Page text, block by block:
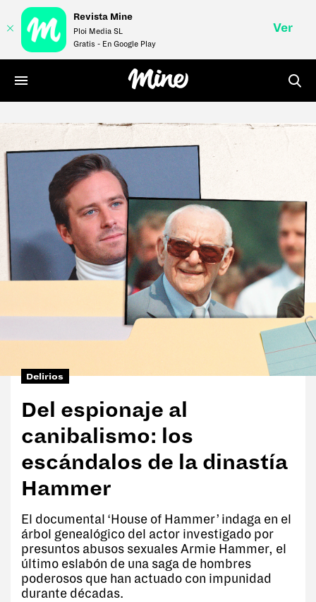
Delirios
Del espionaje al
canibalismo: los
escándalos de la dinastía
Hammer
El documental ‘House of Hammer’ indaga en el
árbol genealógico del actor investigado por
presuntos abusos sexuales Armie Hammer, el
último eslabón de una saga de hombres
poderosos que han actuado con impunidad
durante décadas.
LIFE
STYLE
MONEY
VÍDEOS
REVISTA
#Tentaciones
#Cultura
#Anti rutina
#Moda
#Paladares
#Deporte
#Ego
Revista Mine
Ploi Media SL
Gratis - En Google Play
Ver